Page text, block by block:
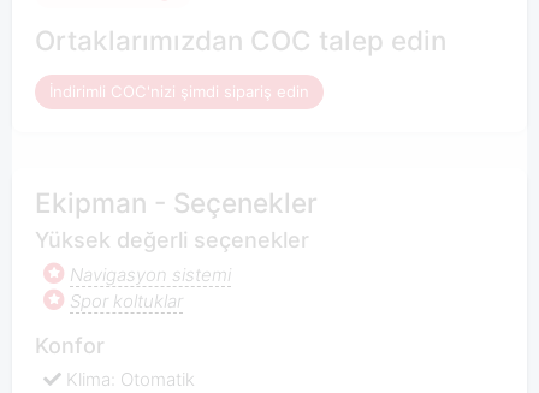
Ortaklarımızdan COC talep edin
İndirimli COC'nizi şimdi sipariş edin
Ekipman - Seçenekler
Yüksek değerli seçenekler
Navigasyon sistemi
Spor koltuklar
Konfor
Klima: Otomatik